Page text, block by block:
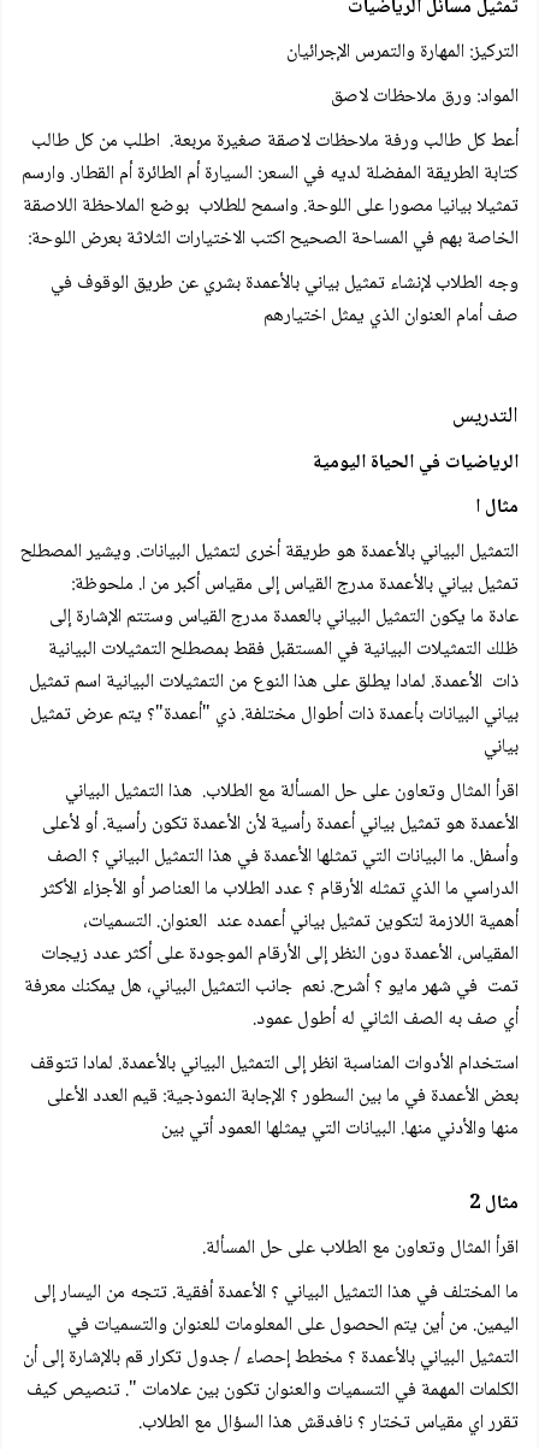
تمثيل مسائل الرياضيات
التركيز: المهارة والتمرس الإجرائيان
المواد: ورق ملاحظات لاصق
أعط كل طالب ورفة ملاحظات لاصقة صغيرة مربعة. اطلب من كل طالب
كتابة الطريقة المفضلة لديه في السعر: السيارة أم الطائرة أم القطار. وارسم
تمثيلا بيانيا مصورا على اللوحة. واسمح للطلاب بوضع الملاحظة اللاصقة
الخاصة بهم في المساحة الصحيح اكتب الاختيارات الثلاثة بعرض اللوحة:
وجه الطلاب لإنشاء تمثيل بياني بالأعمدة بشري عن طريق الوقوف في
صف أمام العنوان الذي يمثل اختيارهم
التدريس
الرياضيات في الحياة اليومية
مثال ا
التمثيل البياني بالأعمدة هو طريقة أخرى لتمثيل البيانات. ويشير المصطلح
تمثيل بياني بالأعمدة مدرج القياس إلى مقياس أكبر من ا. ملحوظة:
عادة ما يكون التمثيل البياني بالعمدة مدرج القياس وستتم الإشارة إلى
ظلك التمثيلات البيانية في المستقبل فقط بمصطلح التمثيلات البيانية
ذات الأعمدة. لمادا يطلق على هذا النوع من التمثيلات البيانية اسم تمثيل
بياني البيانات بأعمدة ذات أطوال مختلفة. ذي "أعمدة"؟ يتم عرض تمثيل
بياني
اقرأ المثال وتعاون على حل المسألة مع الطلاب. هذا التمثيل البياني
الأعمدة هو تمثيل بياني أعمدة رأسية لأن الأعمدة تكون رأسية. أو لأعلى
وأسفل. ما البيانات التي تمثلها الأعمدة في هذا التمثيل البياني ؟ الصف
الدراسي ما الذي تمثله الأرقام ؟ عدد الطلاب ما العناصر أو الأجزاء الأكثر
أهمية اللازمة لتكوين تمثيل بياني أعمده عند العنوان. التسميات،
المقياس، الأعمدة دون النظر إلى الأرقام الموجودة على أكثر عدد زيجات
تمت في شهر مايو ؟ أشرح. نعم جانب التمثيل البياني، هل يمكنك معرفة
أي صف به الصف الثاني له أطول عمود.
استخدام الأدوات المناسبة انظر إلى التمثيل البياني بالأعمدة. لمادا تتوقف
بعض الأعمدة في ما بين السطور ؟ الإجابة النموذجية: قيم العدد الأعلى
منها والأدني منها. البيانات التي يمثلها العمود أتي بين
مثال 2
اقرأ المثال وتعاون مع الطلاب على حل المسألة.
ما المختلف في هذا التمثيل البياني ؟ الأعمدة أفقية. تتجه من اليسار إلى
اليمين. من أين يتم الحصول على المعلومات للعنوان والتسميات في
التمثيل البياني بالأعمدة ؟ مخطط إحصاء / جدول تكرار قم بالإشارة إلى أن
الكلمات المهمة في التسميات والعنوان تكون بين علامات ". تنصيص كيف
تقرر اي مقياس تختار ؟ نافدقش هذا السؤال مع الطلاب.